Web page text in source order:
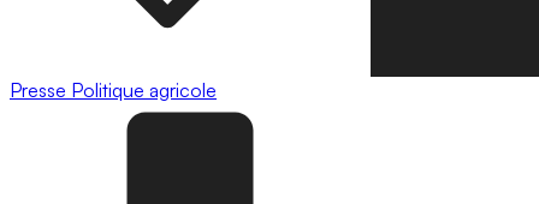
Presse Politique agricole